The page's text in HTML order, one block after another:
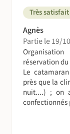
vous est
(sur
Supplément de
* La catégorie
avant (4
cabines
cabine
sur le bateau
gamme
Très satisfait
Agnès
Partie le 19/
réservation
Le
près que la
nuit....) ; on
confectionnés